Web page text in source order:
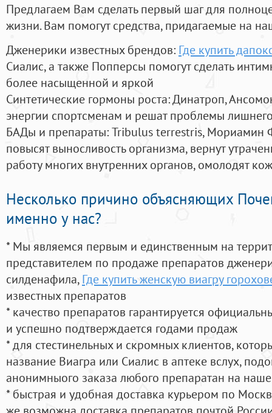
Предлагаем Вам сделать первый шаг для
жизни. Вам помогут средства, придагаемые на
Дженерики известных брендов: Где купить
Сиалис, а также Попперсы помогут сделать
более насыщенной и яркой
Синтетические гормоны роста: Динатроп,
энергии спортсменам и решат проблемы
БАДы и препараты:Tribulus terrestris, Мориамин
повысят выносливость организма, вернут
работу многих внутренних органов, омолодят
Несколько причино объясняющих
именно у нас?
* Мы являемся первым и единственным на
представителем по продаже препаратов
силденафила, Где купить женскую виагру
известных препаратов
* качество препаратов гарантируется
и успешно подтверждается годами продаж
* для стестинельных и скромных клиентов,
название Виагра или Сиалис в аптеке вслух,
анонимныого заказа любого препаратан на
* быстрая и удобная доставка курьером по